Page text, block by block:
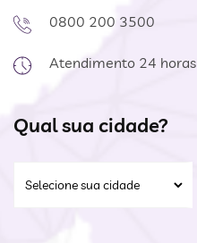
0800 200 3500
Atendimento 24 horas
Qual sua cidade?